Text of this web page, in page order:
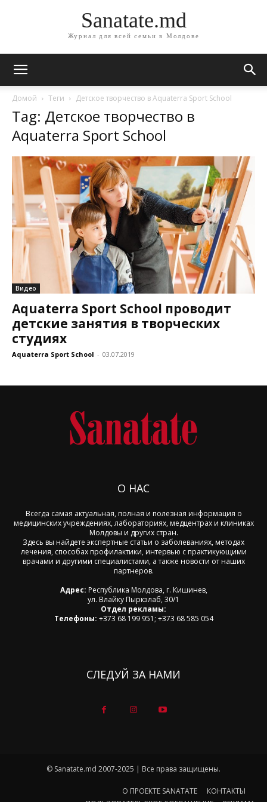
Sanatate.md
Журнал для всей семьи в Молдове
Домой Теги Детское творчество в Aquaterra Sport School
Tag: Детское творчество в
Aquaterra Sport School
Видео
Aquaterra Sport School проводит
детские занятия в творческих
студиях
Aquaterra Sport School - 03.07.2019
О НАС
Всегда самая актуальная, полная и полезная информация о
медицинских учреждениях, лабораториях, медцентрах и клиниках
Молдовы и других стран.
Здесь вы найдете экспертные статьи о заболеваниях, методах
лечения, способах профилактики, интервью с практикующими
врачами и другими специалистами, а также новости от наших
партнеров.
Адрес: Республика Молдова, г. Кишинев,
ул. Влайку Пыркэлаб, 30/1
Отдел рекламы:
Телефоны: +373 68 199 951; +373 68 585 054
СЛЕДУЙ ЗА НАМИ
© Sanatate.md 2007-2025 | Все права защищены.
О ПРОЕКТЕ SANATATE
КОНТАКТЫ